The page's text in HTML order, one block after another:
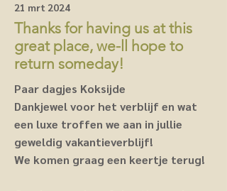
21 mrt 2024
Thanks for having us at this
great place, we-ll hope to
return someday!
Paar dagjes Koksijde
Dankjewel voor het verblijf en wat
een luxe troffen we aan in jullie
geweldig vakantieverblijf!
We komen graag een keertje terug!